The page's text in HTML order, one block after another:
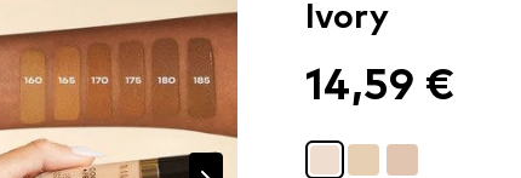
Ivory
14,59 €